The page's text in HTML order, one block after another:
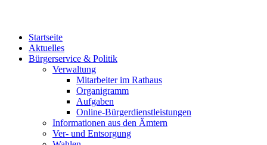
Startseite
Aktuelles
Bürgerservice & Politik
Verwaltung
Mitarbeiter im Rathaus
Organigramm
Aufgaben
Online-Bürgerdienstleistungen
Informationen aus den Ämtern
Ver- und Entsorgung